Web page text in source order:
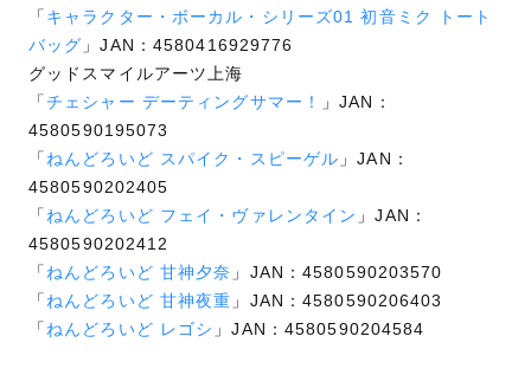
「 キャラクター・ボーカル・シリーズ01 初音ミク トート
バッグ 」JAN：4580416929776
グッドスマイルアーツ上海
「チェシャー デーティングサマー！
」JAN：
4580590195073
「 ねんどろいど スパイク・スピーゲル 」JAN：
4580590202405
「 ねんどろいど フェイ・ヴァレンタイン 」JAN：
4580590202412
「 ねんどろいど 甘神夕奈 」JAN：4580590203570
「 ねんどろいど 甘神夜重 」JAN：4580590206403
「 ねんどろいど レゴシ 」JAN：4580590204584